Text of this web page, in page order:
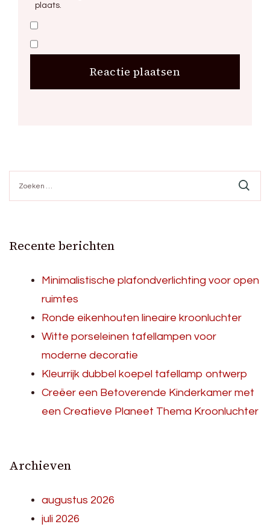
plaats.
naar:
Recente berichten
Minimalistische plafondverlichting voor open
ruimtes
Ronde eikenhouten lineaire kroonluchter
Witte porseleinen tafellampen voor
moderne decoratie
Kleurrijk dubbel koepel tafellamp ontwerp
Creëer een Betoverende Kinderkamer met
een Creatieve Planeet Thema Kroonluchter
Archieven
augustus 2026
juli 2026